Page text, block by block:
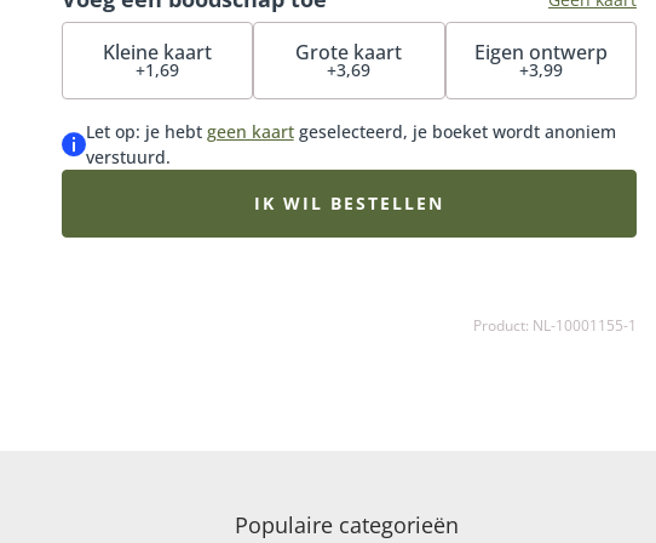
Kleine kaart
+1,69
Grote kaart
+3,69
Eigen ontwerp
+3,99
Let op: je hebt geen kaartgeselecteerd, je boeket wordt anoniem
verstuurd.
IK WIL BESTELLEN
Product: NL-10001155-1
Populaire categorieën